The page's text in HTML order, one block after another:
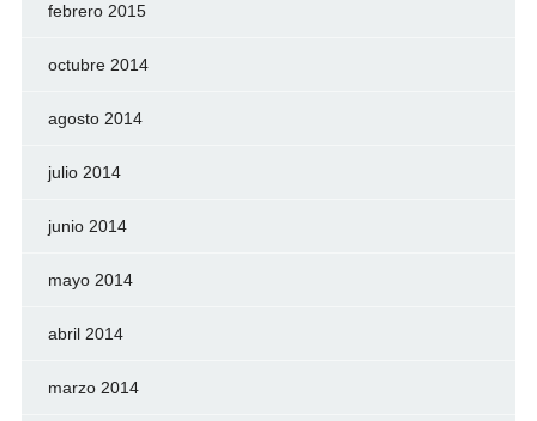
febrero 2015
octubre 2014
agosto 2014
julio 2014
junio 2014
mayo 2014
abril 2014
marzo 2014